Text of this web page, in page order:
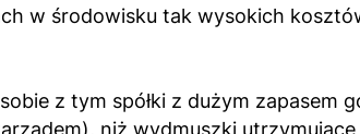
w środowisku tak wysokich
z tym spółki z dużym zapasem
niż wydmuszki